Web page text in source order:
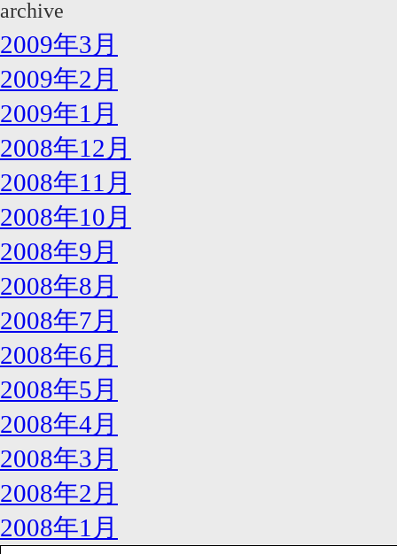
archive
2009年3月
2009年2月
2009年1月
2008年12月
2008年11月
2008年10月
2008年9月
2008年8月
2008年7月
2008年6月
2008年5月
2008年4月
2008年3月
2008年2月
2008年1月